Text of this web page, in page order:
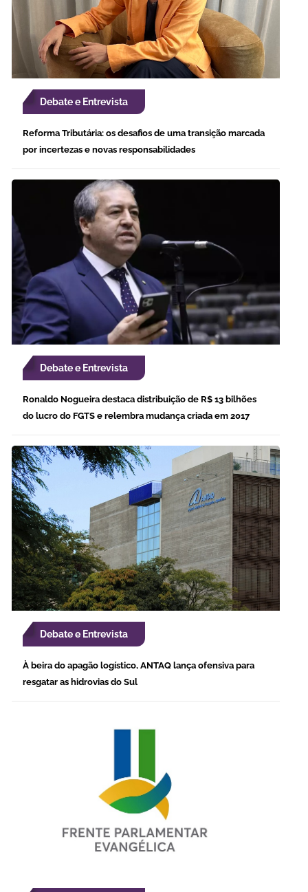
Debate e Entrevista
Reforma Tributária: os desafios de uma transição marcada
por incertezas e novas responsabilidades
Debate e Entrevista
Ronaldo Nogueira destaca distribuição de R$ 13 bilhões
do lucro do FGTS e relembra mudança criada em 2017
Debate e Entrevista
À beira do apagão logístico, ANTAQ lança ofensiva para
resgatar as hidrovias do Sul